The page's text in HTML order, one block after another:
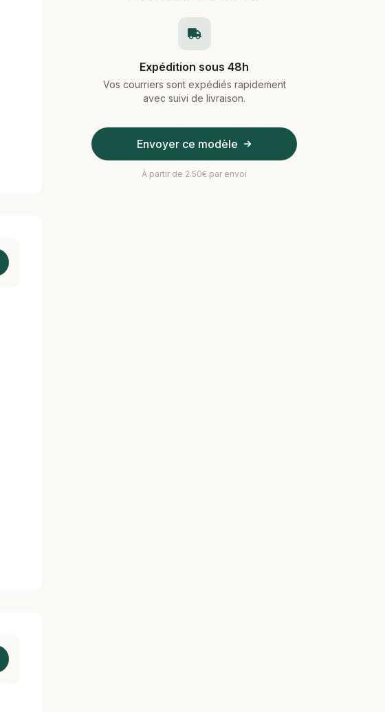
Expédition sous 48h
Vos courriers sont expédiés rapidement
avec suivi de livraison.
Envoyer ce modèle
À partir de 2.50€ par envoi